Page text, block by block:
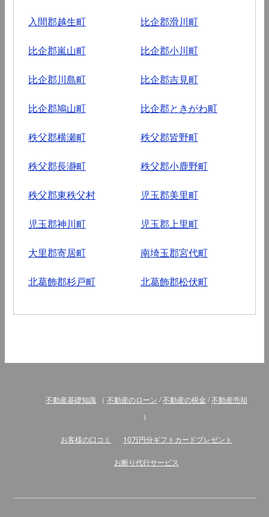
入間郡越生町 比企郡滑川町
比企郡嵐山町 比企郡小川町
比企郡川島町 比企郡吉見町
比企郡鳩山町 比企郡ときがわ町
秩父郡横瀬町 秩父郡皆野町
秩父郡長瀞町 秩父郡小鹿野町
秩父郡東秩父村 児玉郡美里町
児玉郡神川町 児玉郡上里町
大里郡寄居町 南埼玉郡宮代町
北葛飾郡杉戸町 北葛飾郡松伏町
不動産基礎知識 （ 不動産のローン /不動産の税金 /不動産売却
）
お客様の口コミ 10万円分ギフトカードプレゼント
お断り代行サービス